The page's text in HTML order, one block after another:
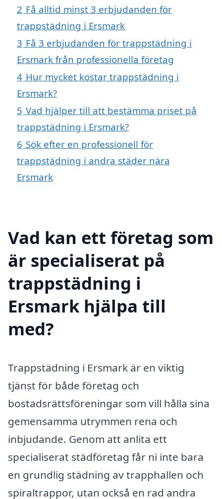
2 Få alltid minst 3 erbjudanden för
trappstädning i Ersmark
3 Få 3 erbjudanden för trappstädning i
Ersmark från professionella företag
4 Hur mycket kostar trappstädning i
Ersmark?
5 Vad hjälper till att bestämma priset på
trappstädning i Ersmark?
6 Sök efter en professionell för
trappstädning i andra städer nära
Ersmark
Vad kan ett företag som
är specialiserat på
trappstädning i
Ersmark hjälpa till
med?
Trappstädning i Ersmark är en viktig
tjänst för både företag och
bostadsrättsföreningar som vill hålla sina
gemensamma utrymmen rena och
inbjudande. Genom att anlita ett
specialiserat städföretag får ni inte bara
en grundlig städning av trapphallen och
spiraltrappor, utan också en rad andra